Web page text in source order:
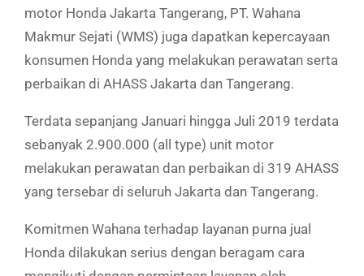
motor Honda Jakarta Tangerang, PT. Wahana
Makmur Sejati (WMS) juga dapatkan kepercayaan
konsumen Honda yang melakukan perawatan serta
perbaikan di AHASS Jakarta dan Tangerang.
Terdata sepanjang Januari hingga Juli 2019 terdata
sebanyak 2.900.000 (all type) unit motor
melakukan perawatan dan perbaikan di 319 AHASS
yang tersebar di seluruh Jakarta dan Tangerang.
Komitmen Wahana terhadap layanan purna jual
Honda dilakukan serius dengan beragam cara